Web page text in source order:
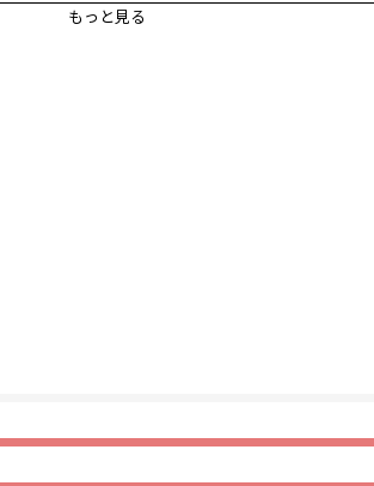
ンなのにゆったりやわらかい着心地の良さ。ルーズ
びと過ごしてほしい。
生地や色味を選びました。
もっと見る